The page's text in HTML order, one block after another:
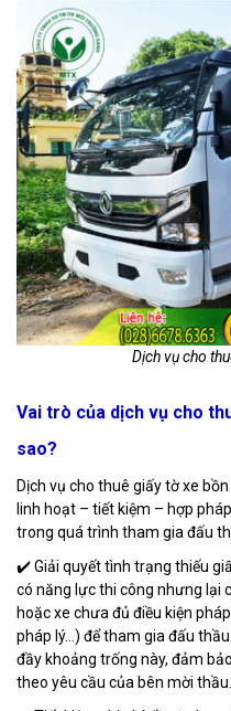
Dịch vụ cho
Vai trò của dịch vụ cho
sao?
Dịch vụ cho thuê giấy tờ xe
linh hoạt – tiết kiệm – hợp
trong quá trình tham gia đấu
✔️ Giải quyết tình trạng thiếu
có năng lực thi công nhưng lại
hoặc xe chưa đủ điều kiện
pháp lý...) để tham gia đấu
đầy khoảng trống này, đảm
theo yêu cầu của bên mời thầu.